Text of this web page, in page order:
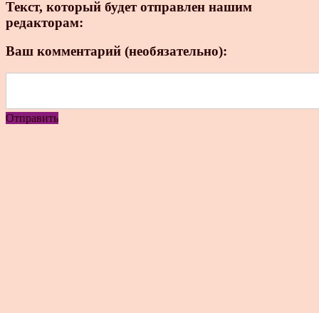
Текст, который будет отправлен нашим
редакторам:
Ваш комментарий (необязательно):
Отправить